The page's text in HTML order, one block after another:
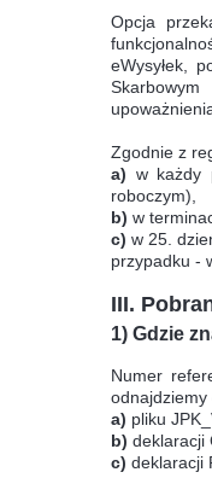
Opcja
eWysyłek,
Zgodnie z
a) w każdy
roboczym),
b) w
c)w 25.
przypadku -
III.
1) Gdzie
Numer
odnajdziemy
a) pliku
b) deklaracji
c) deklaracji